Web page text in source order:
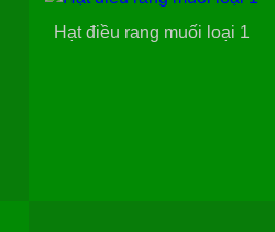
Hạt điều rang muối loại 1